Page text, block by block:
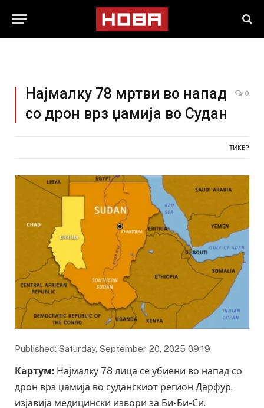
Најмалку 78 мртви во напад
со дрон врз џамија во Судан
0
ТИКЕР
Published: Saturday, September 20, 2025 09:19
Картум: Најмалку 78 лица се убиени во напад со
дрон врз џамија во суданскиот регион Дарфур,
изјавија медицински извори за Би-Би-Си.